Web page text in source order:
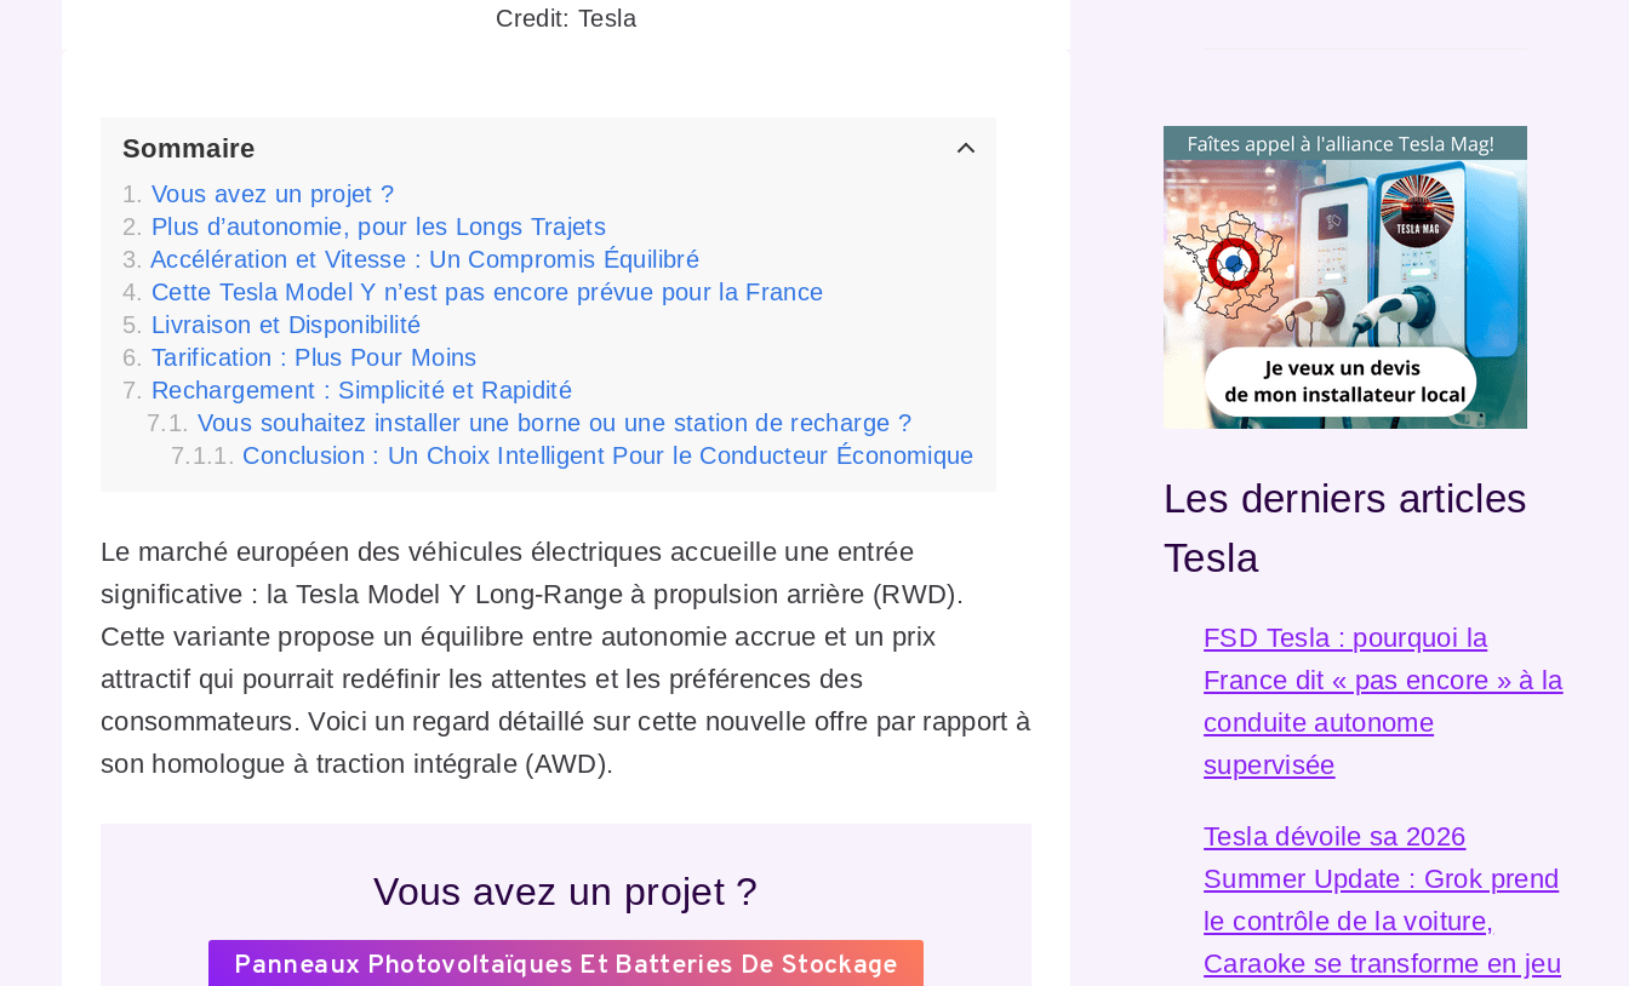
Credit: Tesla
Sommaire
Vous avez un projet ?
Plus d’autonomie, pour les Longs Trajets
Accélération et Vitesse : Un Compromis Équilibré
Cette Tesla Model Y n’est pas encore prévue pour la France
Livraison et Disponibilité
Tarification : Plus Pour Moins
Rechargement : Simplicité et Rapidité
Vous souhaitez installer une borne ou une station de recharge ?
Conclusion : Un Choix Intelligent Pour le Conducteur Économique
Le marché européen des véhicules électriques accueille une entrée
significative : la Tesla Model Y Long-Range à propulsion arrière (RWD).
Cette variante propose un équilibre entre autonomie accrue et un prix
attractif qui pourrait redéfinir les attentes et les préférences des
consommateurs. Voici un regard détaillé sur cette nouvelle offre par rapport à
son homologue à traction intégrale (AWD).
Vous avez un projet ?
Panneaux Photovoltaïques Et Batteries De Stockage
Les derniers articles
Tesla
FSD Tesla : pourquoi la
France dit « pas encore » à la
conduite autonome
supervisée
Tesla dévoile sa 2026
Summer Update : Grok prend
le contrôle de la voiture,
Caraoke se transforme en jeu